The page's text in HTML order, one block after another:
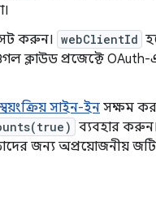
করুন। webClientId
ক্লাউড প্রজেক্টে
স্বয়ংক্রিয় সাইন-ইন সক্ষম
ব্যবহার
জন্য অপ্রয়োজনীয়